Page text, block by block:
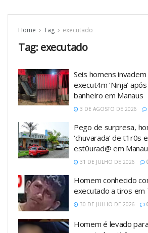
Home Tag executado
Tag: executado
Seis homens
execut4m ‘Ninja’
banheiro em Manaus
3 DE AGOSTO DE 2026
Pego de surpresa,
‘chuvarada’ de t1r0s
est0urad@ em
31 DE JULHO DE 2026
Homem conhecido
executado a tiros em
30 DE JULHO DE 2026
Homem é levado